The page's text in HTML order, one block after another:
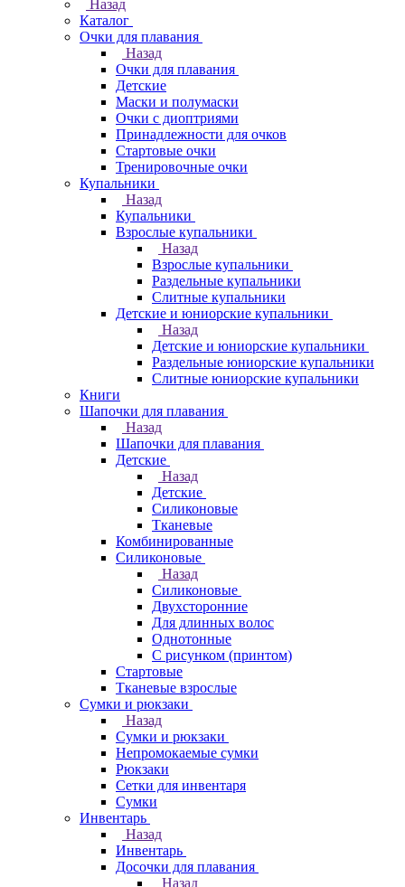
Назад
Каталог
Очки для плавания
Назад
Очки для плавания
Детские
Маски и полумаски
Очки с диоптриями
Принадлежности для очков
Стартовые очки
Тренировочные очки
Купальники
Назад
Купальники
Взрослые купальники
Назад
Взрослые купальники
Раздельные купальники
Слитные купальники
Детские и юниорские купальники
Назад
Детские и юниорские купальники
Раздельные юниорские купальники
Слитные юниорские купальники
Книги
Шапочки для плавания
Назад
Шапочки для плавания
Детские
Назад
Детские
Силиконовые
Тканевые
Комбинированные
Силиконовые
Назад
Силиконовые
Двухсторонние
Для длинных волос
Однотонные
С рисунком (принтом)
Стартовые
Тканевые взрослые
Сумки и рюкзаки
Назад
Сумки и рюкзаки
Непромокаемые сумки
Рюкзаки
Сетки для инвентаря
Сумки
Инвентарь
Назад
Инвентарь
Досочки для плавания
Назад